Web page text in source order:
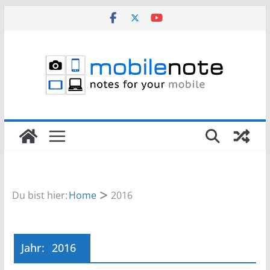
Du bist hier:Home 2016
Jahr: 2016